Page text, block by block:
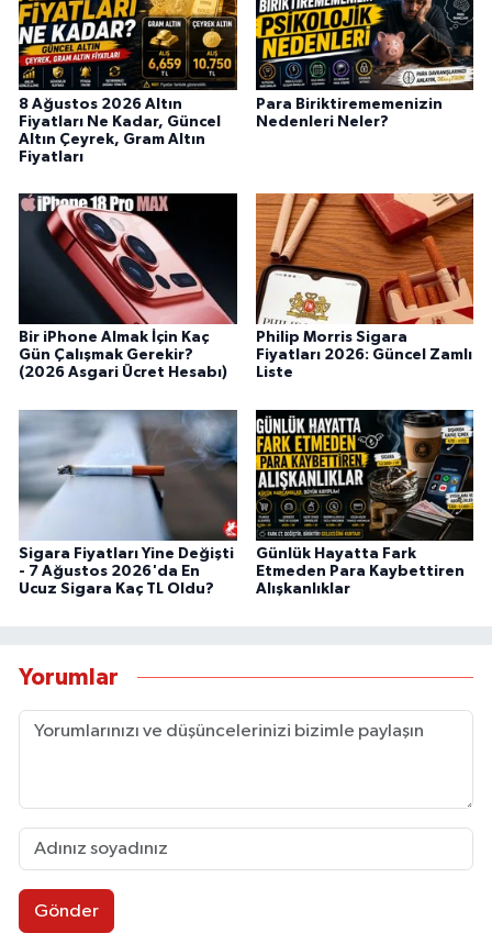
8 Ağustos 2026 Altın
Fiyatları Ne Kadar, Güncel
Altın Çeyrek, Gram Altın
Fiyatları
Para Biriktirememenizin
Nedenleri Neler?
Bir iPhone Almak İçin Kaç
Gün Çalışmak Gerekir?
(2026 Asgari Ücret Hesabı)
Philip Morris Sigara
Fiyatları 2026: Güncel Zamlı
Liste
Sigara Fiyatları Yine Değişti
- 7 Ağustos 2026'da En
Ucuz Sigara Kaç TL Oldu?
Günlük Hayatta Fark
Etmeden Para Kaybettiren
Alışkanlıklar
Yorumlar
Gönder